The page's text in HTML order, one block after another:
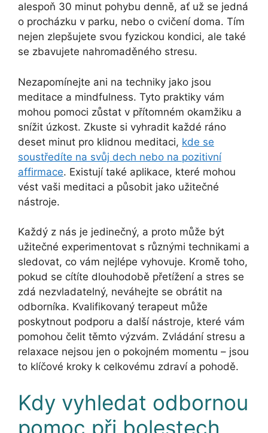
alespoň 30 minut pohybu denně, ať už se jedná
o procházku v parku, nebo o cvičení doma. Tím
nejen zlepšujete svou fyzickou kondici, ale také
se zbavujete nahromaděného stresu.
Nezapomínejte ani na techniky jako jsou
meditace a mindfulness. Tyto praktiky vám
mohou pomoci zůstat v přítomném okamžiku a
snížit úzkost. Zkuste si vyhradit každé ráno
deset minut pro klidnou meditaci, kde se
soustředíte na svůj dech nebo na pozitivní
affirmace. Existují také aplikace, které mohou
vést vaši meditaci a působit jako užitečné
nástroje.
Každý z nás je jedinečný, a proto může být
užitečné experimentovat s různými technikami a
sledovat, co vám nejlépe vyhovuje. Kromě toho,
pokud se cítíte dlouhodobě přetížení a stres se
zdá nezvladatelný, neváhejte se obrátit na
odborníka. Kvalifikovaný terapeut může
poskytnout podporu a další nástroje, které vám
pomohou čelit těmto výzvám. Zvládání stresu a
relaxace nejsou jen o pokojném momentu – jsou
to klíčové kroky k celkovému zdraví a pohodě.
Kdy vyhledat odbornou
pomoc při bolestech